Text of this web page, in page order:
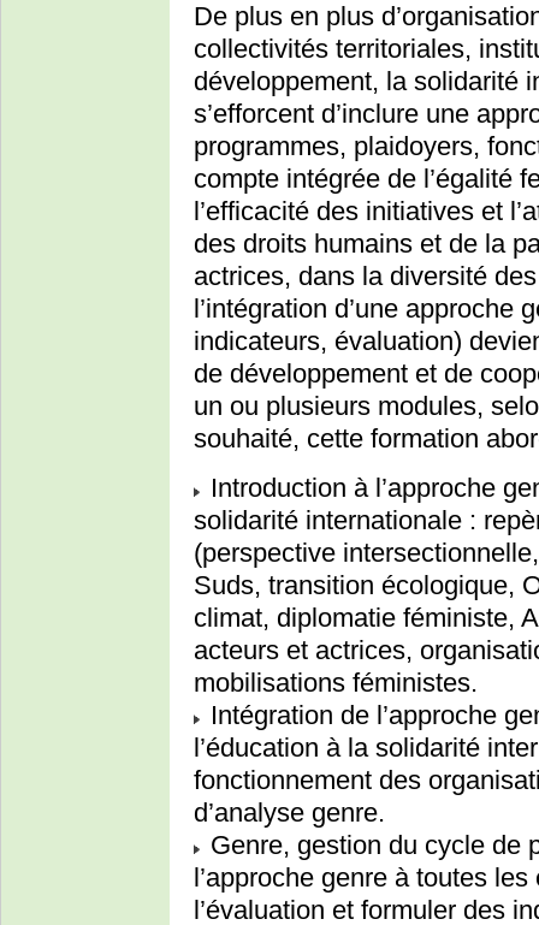
De plus en plus
collectivités territoriales,
développement, la solidarité
s’efforcent d’inclure une
programmes, plaidoyers,
compte intégrée de l’égalité
l’efficacité des initiatives et
des droits humains et de la
actrices, dans la diversité
l’intégration d’une
indicateurs, évaluation)
de développement et de
un ou plusieurs modules,
souhaité, cette formation
Introduction à l’approche
solidarité internationale :
(perspective
Suds, transition écologique,
climat, diplomatie féministe,
acteurs et actrices,
mobilisations féministes.
Intégration de l’approche
l’éducation à la solidarité
fonctionnement des
d’analyse genre.
Genre, gestion du cycle de
l’approche genre à toutes
l’évaluation et formuler des